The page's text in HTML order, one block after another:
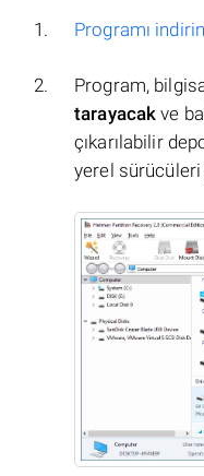
Programı indirin
Program,
tarayacak ve
çıkarılabilir
yerel